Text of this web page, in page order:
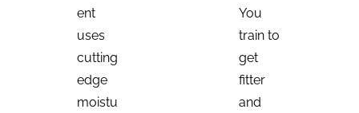
ent
uses
cutting
edge
moistu
You
train to
get
fitter
and